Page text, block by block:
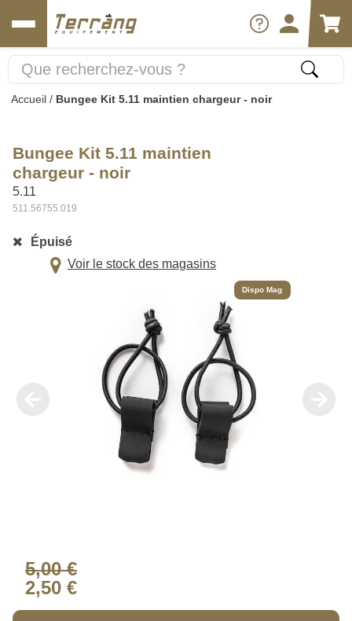
Accueil / Bungee Kit 5.11 maintien chargeur - noir
Bungee Kit 5.11 maintien
chargeur - noir
5.11
511.56755.019
Épuisé
Voir le stock des magasins
Dispo Mag
5,00 €
2,50 €